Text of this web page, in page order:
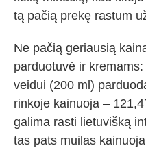
tą pačią prekę rastum
Ne pačią geriausią
parduotuvė ir
veidui (200 ml)
rinkoje kainuoja –
galima rasti lietuvišką
tas pats muilas